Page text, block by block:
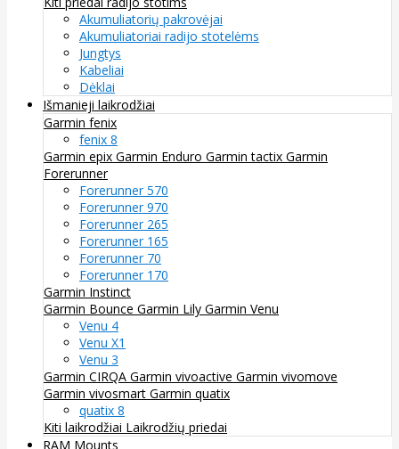
Akumuliatorių pakrovėjai
Akumuliatoriai radijo stotelėms
Jungtys
Kabeliai
Dėklai
Išmanieji laikrodžiai
Garmin fenix
fenix 8
Garmin epix Garmin Enduro Garmin tactix Garmin
Forerunner
Forerunner 570
Forerunner 970
Forerunner 265
Forerunner 165
Forerunner 70
Forerunner 170
Garmin Instinct
Garmin Bounce Garmin Lily Garmin Venu
Venu 4
Venu X1
Venu 3
Garmin CIRQA Garmin vivoactive Garmin vivomove
Garmin vivosmart Garmin quatix
quatix 8
Kiti laikrodžiai Laikrodžių priedai
RAM Mounts